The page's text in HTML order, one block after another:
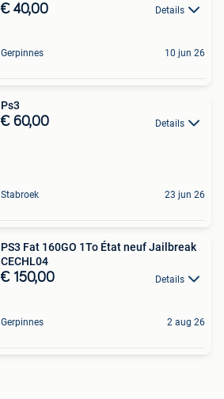
€ 40,00 Details
Gerpinnes 10 jun 26
Ps3
€ 60,00 Details
Stabroek 23 jun 26
PS3 Fat 160GO 1To État neuf Jailbreak
CECHL04
€ 150,00 Details
Gerpinnes 2 aug 26